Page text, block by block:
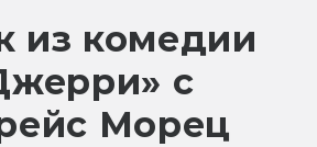
из комедии
с
Морец